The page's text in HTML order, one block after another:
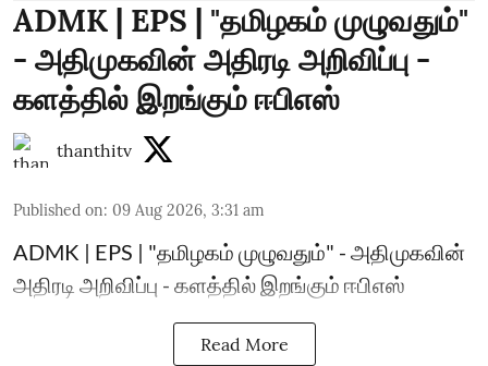
ADMK | EPS | "தமிழகம் முழுவதும்"
- அதிமுகவின் அதிரடி அறிவிப்பு -
களத்தில் இறங்கும் ஈபிஎஸ்
thanthitv
Published on: 09 Aug 2026, 3:31 am
ADMK | EPS | "தமிழகம் முழுவதும்" - அதிமுகவின்
அதிரடி அறிவிப்பு - களத்தில் இறங்கும் ஈபிஎஸ்
Read More